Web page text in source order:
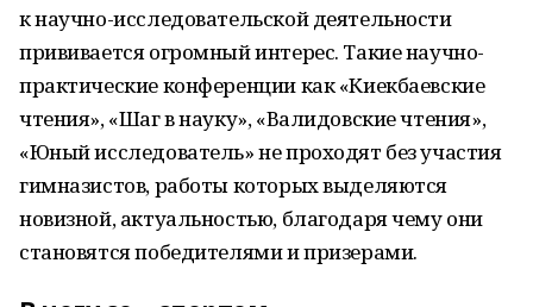
к научно-исследовательской деятельности
прививается огромный интерес. Такие научно-
практические конференции как «Киекбаевские
чтения», «Шаг в науку», «Валидовские чтения»,
«Юный исследователь» не проходят без участия
гимназистов, работы которых выделяются
новизной, актуальностью, благодаря чему они
становятся победителями и призерами.